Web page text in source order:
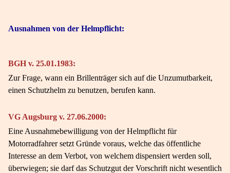
Ausnahmen von der Helmpflicht:
BGH v. 25.01.1983:
Zur Frage, wann ein Brillenträger sich auf die Unzumutbarkeit,
einen Schutzhelm zu benutzen, berufen kann.
VG Augsburg v. 27.06.2000:
Eine Ausnahmebewilligung von der Helmpflicht für
Motorradfahrer setzt Gründe voraus, welche das öffentliche
Interesse an dem Verbot, von welchem dispensiert werden soll,
überwiegen; sie darf das Schutzgut der Vorschrift nicht wesentlich